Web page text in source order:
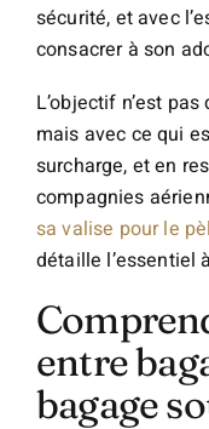
sécurité, et avec
consacrer à son
L’objectif n’est
mais avec ce qui
surcharge, et en
compagnies
sa valise pour le
détaille l’essentiel
entre
bagage